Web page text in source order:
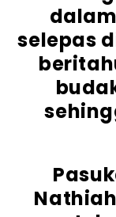
selepas